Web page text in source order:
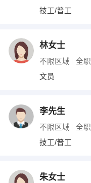
技工/普工
林女士
不限区域 全职
文员
李先生
不限区域 全职
技工/普工
朱女士